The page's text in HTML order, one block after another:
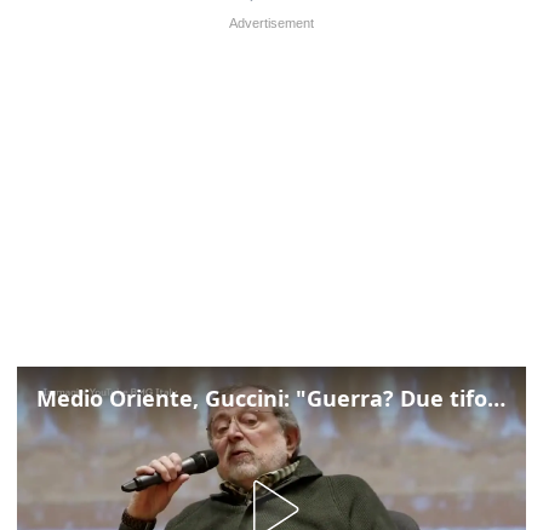
Medio Oriente, Guccini: "Guerra? Due tifoserie che si urlano contro e dimenticano vittime"